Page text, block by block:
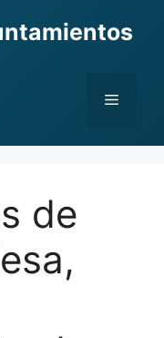
Menu
de